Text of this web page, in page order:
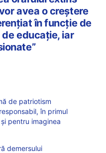
avea o creștere
în funcție de
educație, iar
de patriotism
în primul
pentru imaginea
demersului